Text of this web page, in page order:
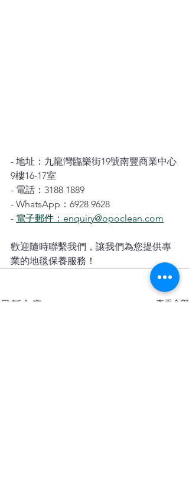
- 地址：九龍灣臨樂街19號南豐商業中心
9樓16-17室
- 電話：3188 1889
- WhatsApp：6928 9628
- 電子郵件：enquiry@opoclean.com
歡迎隨時聯繫我們，讓我們為您提供專
業的地毯保養服務！
最新文章 查看全部